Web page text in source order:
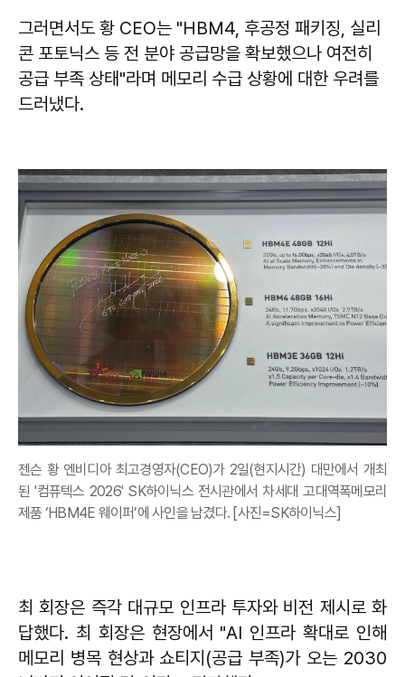
그러면서도 황 CEO는 "HBM4, 후공정 패키징, 실리
콘 포토닉스 등 전 분야 공급망을 확보했으나 여전히
공급 부족 상태"라며 메모리 수급 상황에 대한 우려를
드러냈다.
젠슨 황 엔비디아 최고경영자(CEO)가 2일(현지시간) 대만에서 개최
된 '컴퓨텍스 2026' SK하이닉스 전시관에서 차세대 고대역폭메모리
제품 ‘HBM4E 웨이퍼’에 사인을 남겼다. [사진=SK하이닉스]
최 회장은 즉각 대규모 인프라 투자와 비전 제시로 화
답했다. 최 회장은 현장에서 "AI 인프라 확대로 인해
메모리 병목 현상과 쇼티지(공급 부족)가 오는 2030